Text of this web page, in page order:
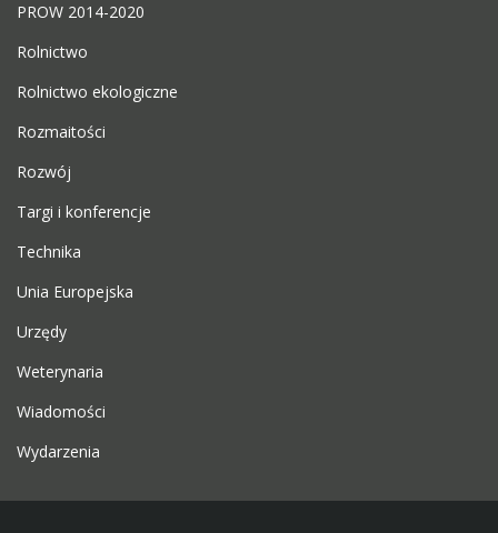
PROW 2014-2020
Rolnictwo
Rolnictwo ekologiczne
Rozmaitości
Rozwój
Targi i konferencje
Technika
Unia Europejska
Urzędy
Weterynaria
Wiadomości
Wydarzenia